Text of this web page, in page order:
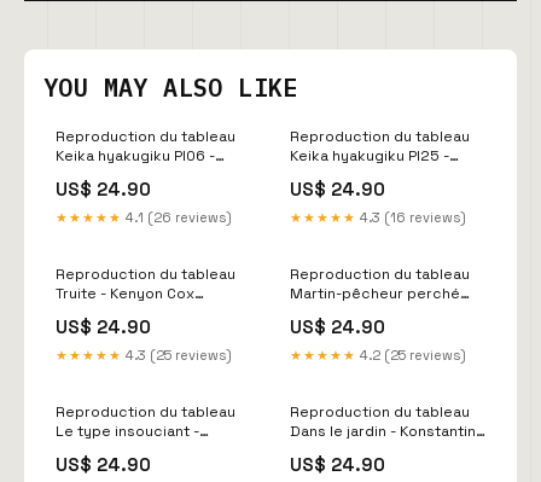
YOU MAY ALSO LIKE
Reproduction du tableau
Keika hyakugiku Pl06 -
image
US$ 24.90
★★★★★ 4.1 (26 reviews)
Reproduction du tableau
Keika hyakugiku Pl25 -
Allemagne
US$ 24.90
★★★★★ 4.3 (16 reviews)
Reproduction du tableau
Truite - Kenyon Cox
US$ 24.90
★★★★★ 4.3 (25 reviews)
Reproduction du tableau
Martin-pêcheur perché
Kenkō Shōkei Oxford
US$ 24.90
★★★★★ 4.2 (25 reviews)
Reproduction du tableau
Le type insouciant -
Göteborg
US$ 24.90
Reproduction du tableau
Dans le jardin - Konstantin
Populaire
US$ 24.90